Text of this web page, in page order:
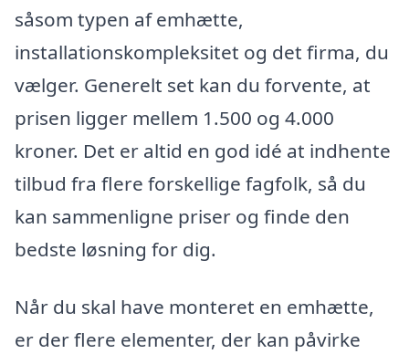
såsom typen af emhætte,
installationskompleksitet og det firma, du
vælger. Generelt set kan du forvente, at
prisen ligger mellem 1.500 og 4.000
kroner. Det er altid en god idé at indhente
tilbud fra flere forskellige fagfolk, så du
kan sammenligne priser og finde den
bedste løsning for dig.
Når du skal have monteret en emhætte,
er der flere elementer, der kan påvirke